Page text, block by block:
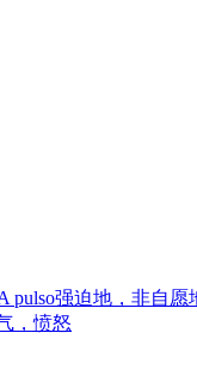
pulso强迫地，非自愿
，愤怒